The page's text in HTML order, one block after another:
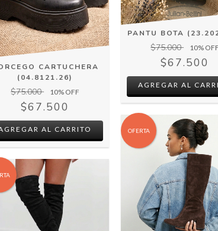
CARTUCHERA
(04.8121.26)
$75.000 10% OFF
$67.500
AL CARRITO
PANTU BOTA
$75.000 10% OFF
$67.500
AGREGAR AL
OFERTA